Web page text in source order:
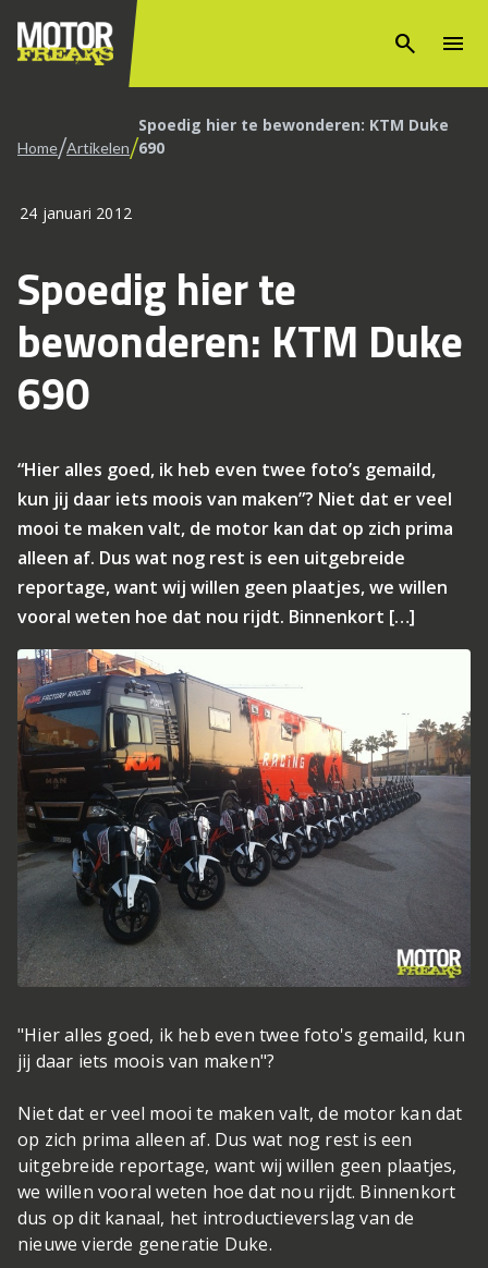
search menu
Home/Artikelen/Spoedig hier te bewonderen: KTM Duke
690
24 januari 2012
Spoedig hier te
bewonderen: KTM Duke
690
“Hier alles goed, ik heb even twee foto’s gemaild,
kun jij daar iets moois van maken”? Niet dat er veel
mooi te maken valt, de motor kan dat op zich prima
alleen af. Dus wat nog rest is een uitgebreide
reportage, want wij willen geen plaatjes, we willen
vooral weten hoe dat nou rijdt. Binnenkort […]
"Hier alles goed, ik heb even twee foto's gemaild, kun
jij daar iets moois van maken"?
Niet dat er veel mooi te maken valt, de motor kan dat
op zich prima alleen af. Dus wat nog rest is een
uitgebreide reportage, want wij willen geen plaatjes,
we willen vooral weten hoe dat nou rijdt. Binnenkort
dus op dit kanaal, het introductieverslag van de
nieuwe vierde generatie Duke.